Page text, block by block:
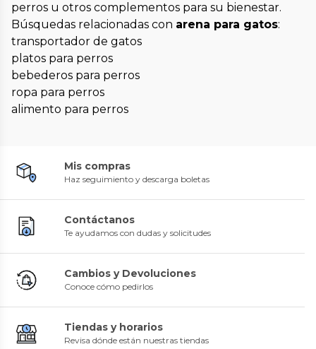
perros u otros complementos para su bienestar.
Búsquedas relacionadas con arena para gatos:
transportador de gatos
platos para perros
bebederos para perros
ropa para perros
alimento para perros
Mis compras
Haz seguimiento y descarga boletas
Contáctanos
Te ayudamos con dudas y solicitudes
Cambios y Devoluciones
Conoce cómo pedirlos
Tiendas y horarios
Revisa dónde están nuestras tiendas